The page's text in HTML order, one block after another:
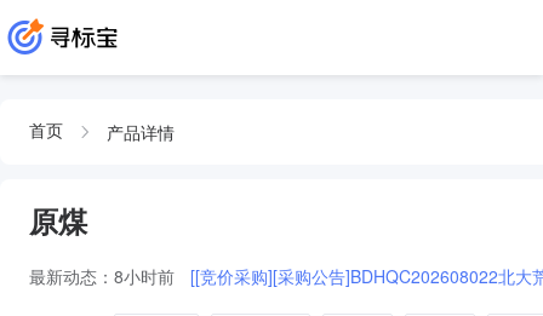
首页 产品详情
原煤
最新动态： 8小时前 [[竞价采购][采购公告]BDHQC202608022北